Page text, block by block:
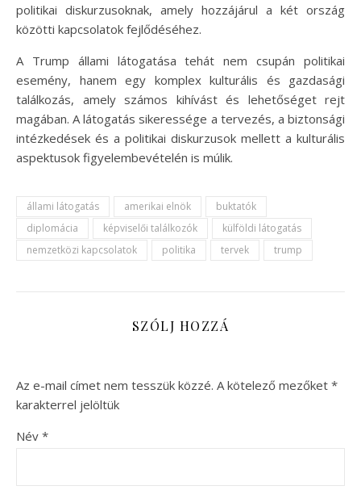
politikai diskurzusoknak, amely hozzájárul a két ország
közötti kapcsolatok fejlődéséhez.
A Trump állami látogatása tehát nem csupán politikai
esemény, hanem egy komplex kulturális és gazdasági
találkozás, amely számos kihívást és lehetőséget rejt
magában. A látogatás sikeressége a tervezés, a biztonsági
intézkedések és a politikai diskurzusok mellett a kulturális
aspektusok figyelembevételén is múlik.
állami látogatás amerikai elnök
buktatók
diplomácia
képviselői találkozók
külföldi látogatás
nemzetközi kapcsolatok
politika tervek trump
SZÓLJ HOZZÁ
Az e-mail címet nem tesszük közzé. A kötelező mezőket *
karakterrel jelöltük
Név *